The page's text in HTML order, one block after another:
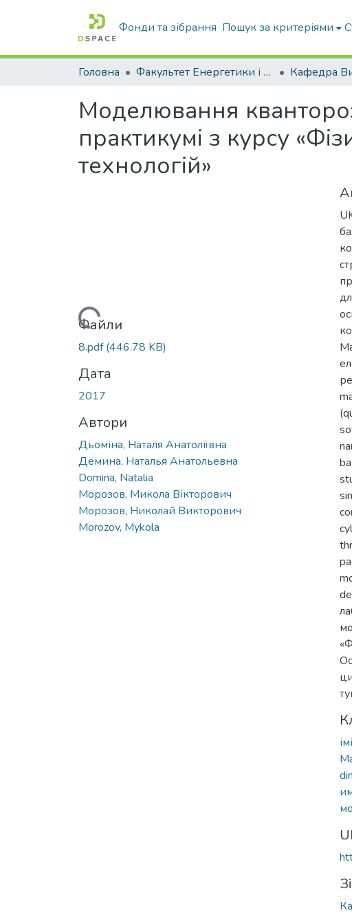
Фонди та зібрання Пошук за критеріями
Головна Факультет Енергетики і комп'ютерних технологій
Моделювання
практикумі з курсу
технологій»
Вантажиться...Файли
8.pdf(446.78 KB)
Дата
2017
Автори
Дьоміна, Наталя Анатоліївна
Демина, Наталья Анатольевна
Domina, Natalia
Морозов, Микола Вікторович
Морозов, Николай Викторович
Morozov, Mykola